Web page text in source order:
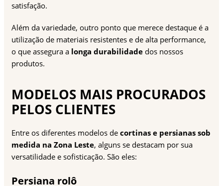
satisfação.
Além da variedade, outro ponto que merece destaque é a
utilização de materiais resistentes e de alta performance,
o que assegura a longa durabilidade dos nossos
produtos.
MODELOS MAIS PROCURADOS
PELOS CLIENTES
Entre os diferentes modelos de cortinas e persianas sob
medida na Zona Leste, alguns se destacam por sua
versatilidade e sofisticação. São eles:
Persiana rolô